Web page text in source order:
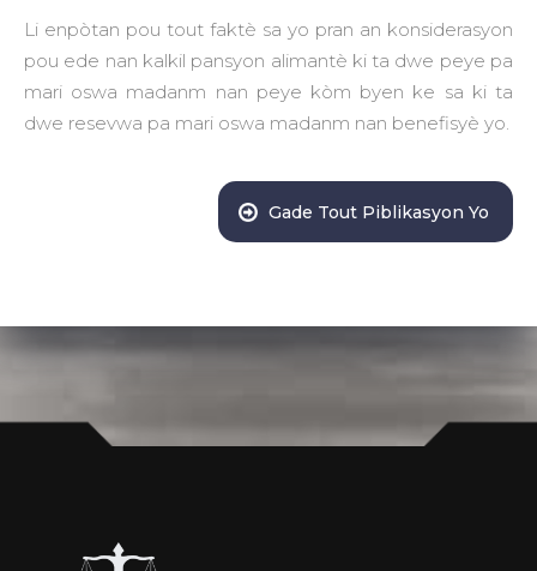
Li enpòtan pou tout faktè sa yo pran an konsiderasyon
pou ede nan kalkil pansyon alimantè ki ta dwe peye pa
mari oswa madanm nan peye kòm byen ke sa ki ta
dwe resevwa pa mari oswa madanm nan benefisyè yo.
Gade Tout Piblikasyon Yo